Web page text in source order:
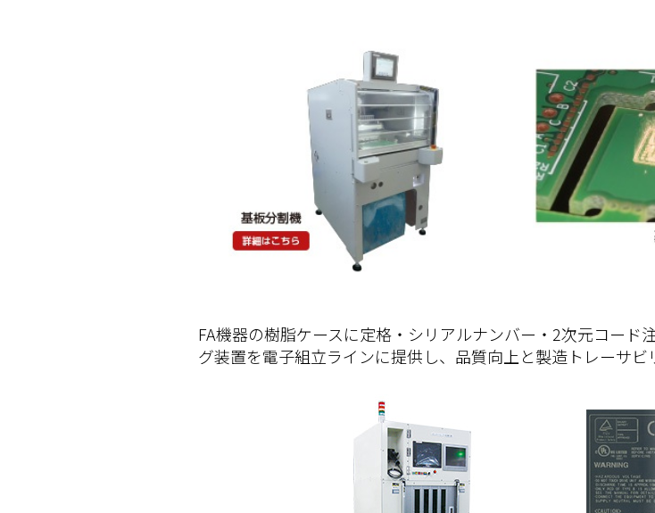
FA機器の樹脂ケースに定格・シリアルナンバー・2次元コー
グ装置を電子組立ラインに提供し、品質向上と製造トレーサビ